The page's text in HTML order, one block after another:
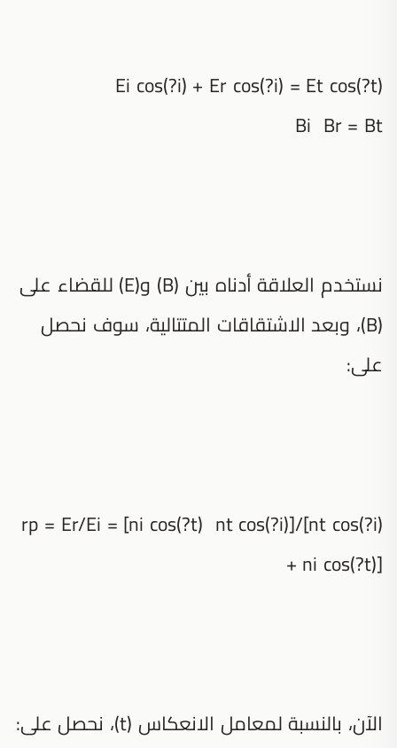
Ei cos(?i) + Er cos(?i) = Et cos(?t)
Bi Br = Bt
نستخدم العلاقة أدناه بين (B) و(E) للقضاء على
(B)، وبعد الاشتقاقات المتتالية، سوف نحصل
على:
rp = Er/Ei = [ni cos(?t) nt cos(?i)]/[nt cos(?i)
+ ni cos(?t)]
الآن، بالنسبة لمعامل الانعكاس (t)، نحصل على: